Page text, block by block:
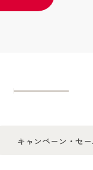
キャンペーン・セ